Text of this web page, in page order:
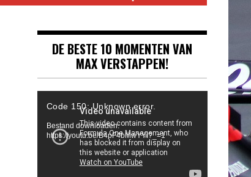
DE BESTE 10 MOMENTEN VAN
MAX VERSTAPPEN!
Code 150: Unknown error.
Bestand downloaden:
https://youtu.be/B4pF4bMwYYI?_=1